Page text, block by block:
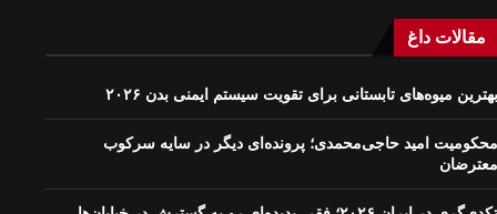
مقالات داغ
میوه‌های تابستانی برای تقویت سیستم ایمنی بدن ۲۰۲۶
امید حاجی‌محمدی؛ پرونده‌ای دیگر در سایه سرکوب